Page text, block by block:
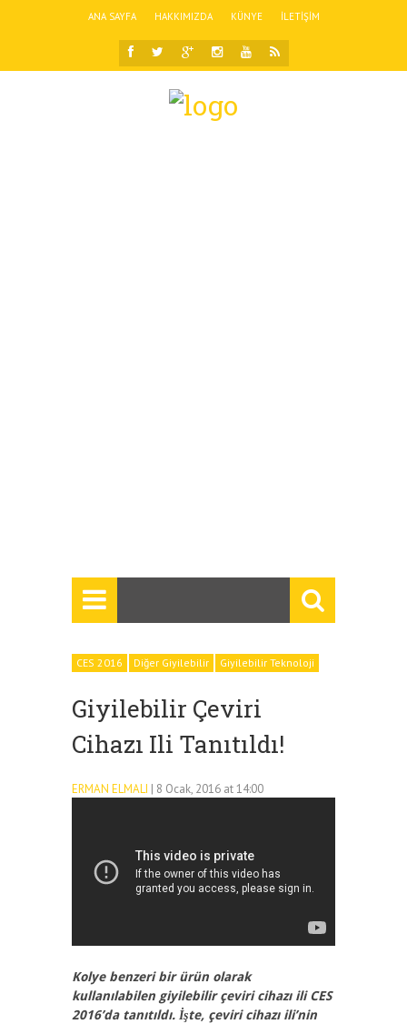
ANA SAYFA HAKKIMIZDA KÜNYE İLETIŞIM
CES 2016 Diğer Giyilebilir Giyilebilir Teknoloji
Giyilebilir Çeviri
Cihazı Ili Tanıtıldı!
ERMAN ELMALI | 8 Ocak, 2016 at 14:00
Kolye benzeri bir ürün olarak
kullanılabilen giyilebilir çeviri cihazı ili CES
2016’da tanıtıldı. İşte, çeviri cihazı ili’nin